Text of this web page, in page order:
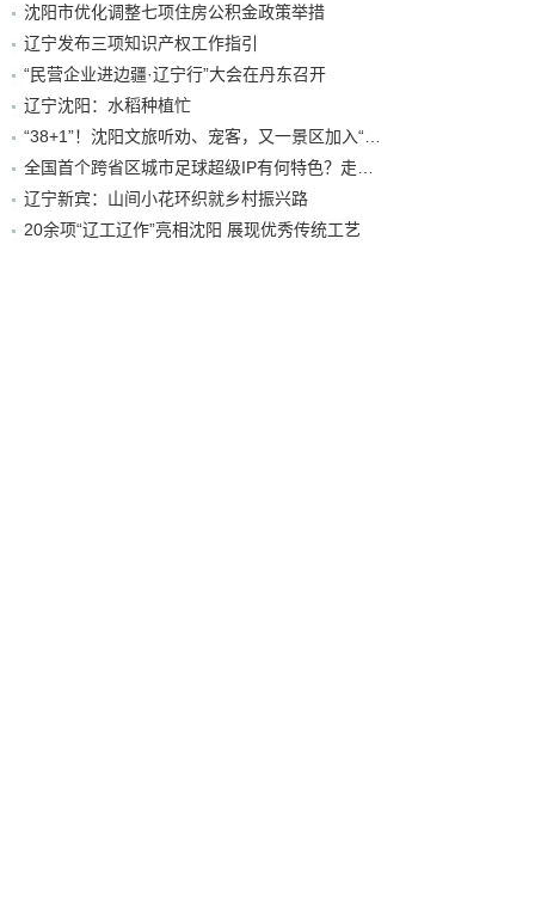
沈阳市优化调整七项住房公积金政策举措
辽宁发布三项知识产权工作指引
“民营企业进边疆·辽宁行”大会在丹东召开
辽宁沈阳：水稻种植忙
辽宁新宾：山间小花环织就乡村振兴路
20余项“辽工辽作”亮相沈阳 展现优秀传统工艺